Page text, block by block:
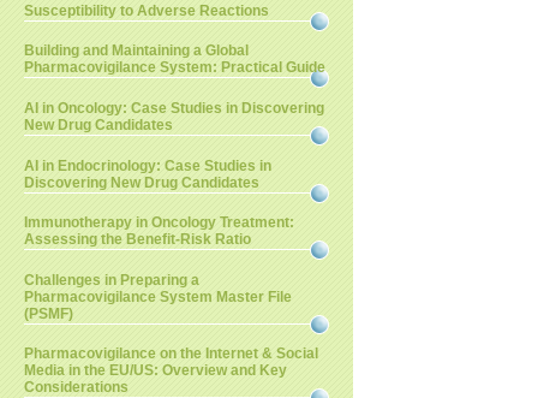
Susceptibility to Adverse Reactions
Building and Maintaining a Global
Pharmacovigilance System: Practical Guide
AI in Oncology: Case Studies in Discovering
New Drug Candidates
AI in Endocrinology: Case Studies in
Discovering New Drug Candidates
Immunotherapy in Oncology Treatment:
Assessing the Benefit-Risk Ratio
Challenges in Preparing a
Pharmacovigilance System Master File
(PSMF)
Pharmacovigilance on the Internet & Social
Media in the EU/US: Overview and Key
Considerations